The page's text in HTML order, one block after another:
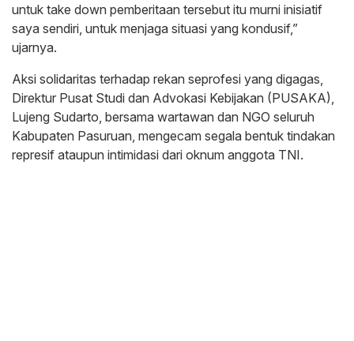
untuk take down pemberitaan tersebut itu murni inisiatif
saya sendiri, untuk menjaga situasi yang kondusif,”
ujarnya.
Aksi solidaritas terhadap rekan seprofesi yang digagas,
Direktur Pusat Studi dan Advokasi Kebijakan (PUSAKA),
Lujeng Sudarto, bersama wartawan dan NGO seluruh
Kabupaten Pasuruan, mengecam segala bentuk tindakan
represif ataupun intimidasi dari oknum anggota TNI.